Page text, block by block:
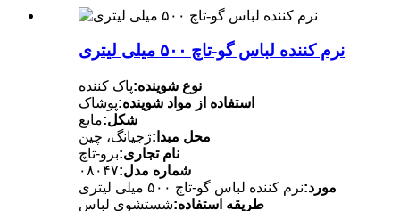
نرم کننده لباس گو-تاچ ۵۰۰ میلی لیتری
نوع شوینده:پاک کننده
استفاده از مواد شوینده:پوشاک
شکل:مایع
محل مبدا:ژجیانگ، چین
نام تجاری:برو-تاچ
شماره مدل:۰۸۰۴۷
مورد:نرم کننده لباس گو-تاچ ۵۰۰ میلی لیتری
طریقه استفاده:شستشوی لباس